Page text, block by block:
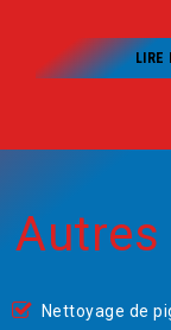
LIRE
Autres
Nettoyage de